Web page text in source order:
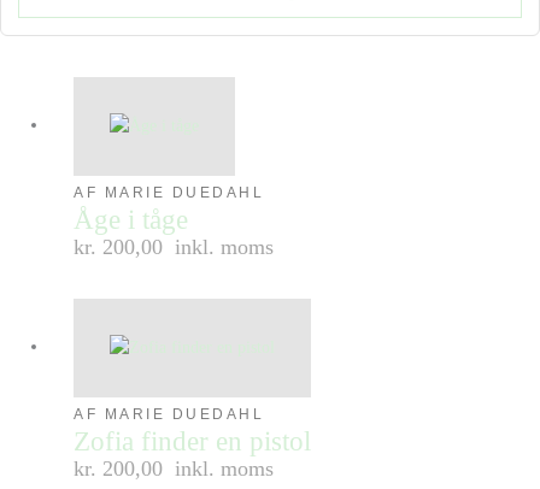
AF MARIE DUEDAHL
Åge i tåge
kr. 200,00 inkl. moms
AF MARIE DUEDAHL
Zofia finder en pistol
kr. 200,00 inkl. moms